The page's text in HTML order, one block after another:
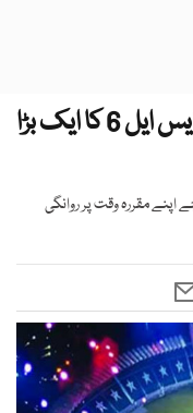
مشکلات اورمسائل کا شکارپی ایس ایل 6 کا ایک بڑا
اپنے مقررہ وقت پر روانگی